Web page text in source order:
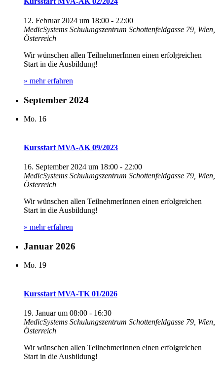
12. Februar 2024 um 18:00 - 22:00
MedicSystems Schulungszentrum Schottenfeldgasse 79, Wien,
Österreich
Wir wünschen allen TeilnehmerInnen einen erfolgreichen
Start in die Ausbildung!
» mehr erfahren
September 2024
Mo. 16
Kursstart MVA-AK 09/2023
16. September 2024 um 18:00 - 22:00
MedicSystems Schulungszentrum Schottenfeldgasse 79, Wien,
Österreich
Wir wünschen allen TeilnehmerInnen einen erfolgreichen
Start in die Ausbildung!
» mehr erfahren
Januar 2026
Mo. 19
Kursstart MVA-TK 01/2026
19. Januar um 08:00 - 16:30
MedicSystems Schulungszentrum Schottenfeldgasse 79, Wien,
Österreich
Wir wünschen allen TeilnehmerInnen einen erfolgreichen
Start in die Ausbildung!